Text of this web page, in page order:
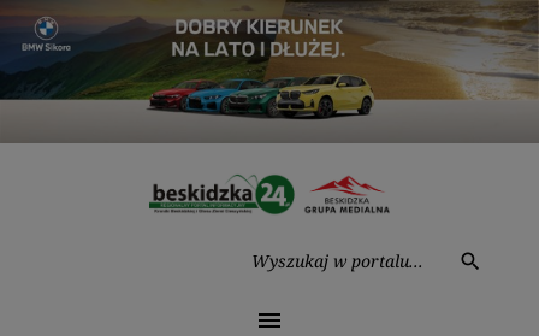
Przejdź
treści
search
menu